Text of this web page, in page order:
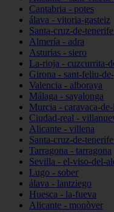
Cantabria - potes
álava - vitoria-gasteiz
Santa-cruz-de-
Almería - adra
Asturias - siero
La-rioja - cuzcurrita-
Girona - sant-feliu-
Valencia - alboraya
Málaga - sayalonga
Murcia - caravaca-
Ciudad-real -
Alicante - villena
Santa-cruz-de-
Tarragona - tarragona
Sevilla - el-viso-del-
Lugo - sober
álava - lantziego
Huesca - la-fueva
Alicante - monòver